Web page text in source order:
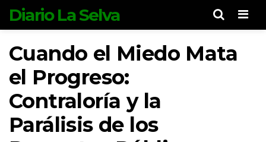
Diario La Selva
Cuando el Miedo Mata
el Progreso:
Contraloría y la
Parálisis de los